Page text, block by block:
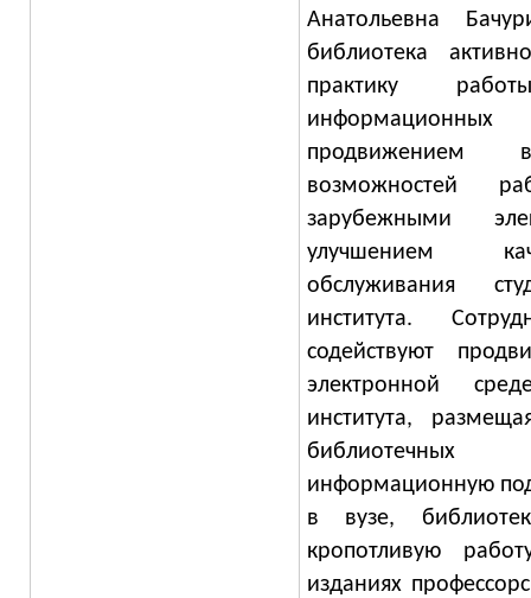
Анатольевна
библиотека
практику
информационных
продвижением
возможностей
зарубежными
улучшением
обслуживания
института.
содействуют
электронной
института,
библиотечных
информационную
в вузе,
кропотливую
изданиях